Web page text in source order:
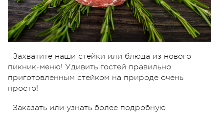
Захватите наши стейки или блюда из нового
пикник-меню! Удивить гостей правильно
приготовленным стейком на природе очень
просто!
Заказать или узнать более подробную